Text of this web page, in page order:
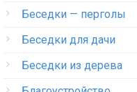
Беседки — перголы
Беседки для дачи
Беседки из дерева